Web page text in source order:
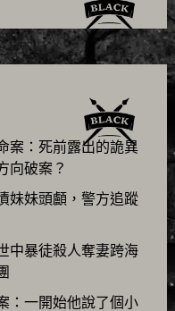
案：死前露出的詭異
向破案？
妹妹頭顱，警方追蹤
中暴徒殺人奪妻跨海
：一開始他說了個小